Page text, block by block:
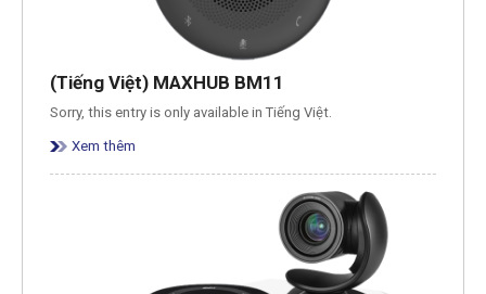
(Tiếng Việt) MAXHUB BM11
Sorry, this entry is only available in Tiếng Việt.
Xem thêm